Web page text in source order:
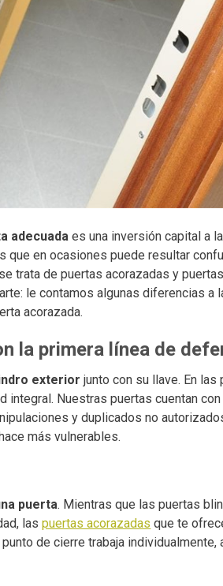
adecuadaes una inversión capital a
en ocasiones puede resultar
trata de puertas acorazadas y
le contamos algunas diferencias a
acorazada.
la primera línea de
exteriorjunto con su llave. En
Nuestras puertas cuentan
y duplicados no
más vulnerables.
puerta. Mientras que las puertas
laspuertas acorazadas que te
de cierre trabaja individualmente,